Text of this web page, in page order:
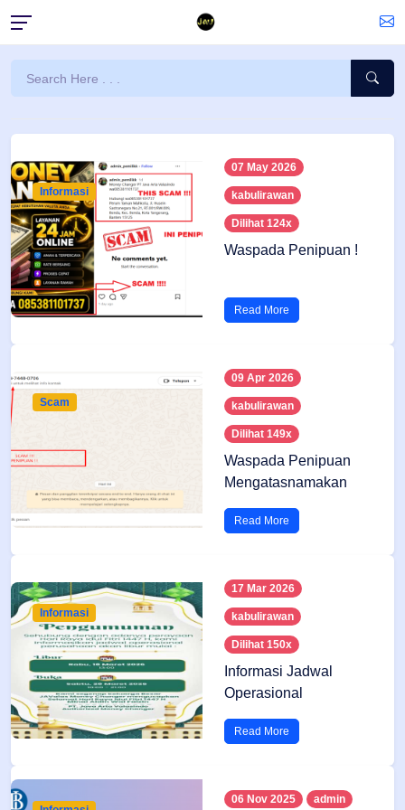
Informasi
07 May 2026
kabulirawan
Dilihat 124x
Waspada Penipuan !
Read More
Scam
09 Apr 2026
kabulirawan
Dilihat 149x
Waspada Penipuan
Mengatasnamakan
Read More
Informasi
17 Mar 2026
kabulirawan
Dilihat 150x
Informasi Jadwal
Operasional
Read More
06 Nov 2025 admin